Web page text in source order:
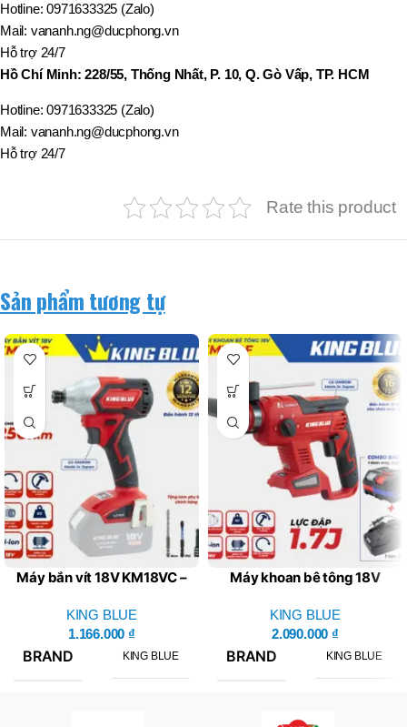
Hotline: 0971633325 (Zalo)
Mail: vananh.ng@ducphong.vn
Hỗ trợ 24/7
Hồ Chí Minh: 228/55, Thống Nhất, P. 10, Q. Gò Vấp, TP. HCM
Hotline: 0971633325 (Zalo)
Mail: vananh.ng@ducphong.vn
Hỗ trợ 24/7
Rate this product
Sản phẩm tương tự
Máy bắn vít 18V KM18VC –
Gồm Pin, Sạc)
KING BLUE
1.166.000 ₫
BRAND KING BLUE
Máy khoan bê tông 18V
Chưa Bao Gồm Pin, Sạc)
KING BLUE
2.090.000 ₫
BRAND KING BLUE